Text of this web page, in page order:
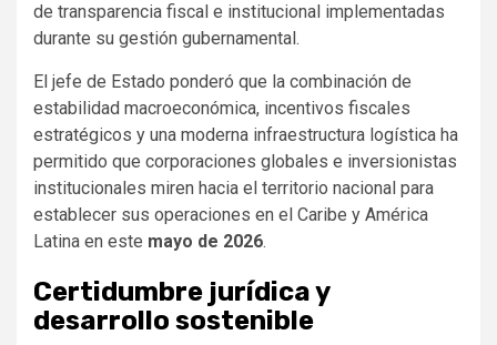
de transparencia fiscal e institucional implementadas
durante su gestión gubernamental.
El jefe de Estado ponderó que la combinación de
estabilidad macroeconómica, incentivos fiscales
estratégicos y una moderna infraestructura logística ha
permitido que corporaciones globales e inversionistas
institucionales miren hacia el territorio nacional para
establecer sus operaciones en el Caribe y América
Latina en este mayo de 2026.
Certidumbre jurídica y
desarrollo sostenible